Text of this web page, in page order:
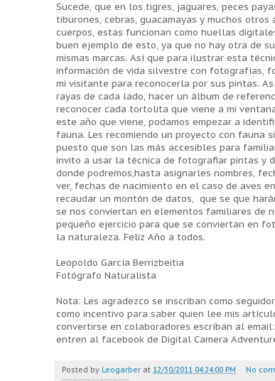
Sucede, que en los tigres, jaguares, peces
tiburones, cebras, guacamayas y muchos otros
cuerpos, estas funcionan como huellas
buen ejemplo de esto, ya que no hay otra de
mismas marcas. Así que para ilustrar esta
información de vida silvestre con fotografías,
mi visitante para reconocerla por sus pintas.
rayas de cada lado, hacer un álbum de
reconocer cada tortolita que viene a mi
este año que viene, podamos empezar a
fauna. Les recomiendo un proyecto con fauna
puesto que son las más accesibles para
invito a usar la técnica de fotografiar pintas y
donde podremos,hasta asignarles nombres,
ver, fechas de nacimiento en el caso de aves
recaudar un montón de datos, que se que
se nos conviertan en elementos familiares de
pequeño ejercicio para que se conviertan en
la naturaleza. Feliz Año a todos.
Leopoldo García Berrizbeitia
Fotógrafo Naturalista
Nota: Les agradezco se inscriban como
como incentivo para saber quien lee mis
convertirse en colaboradores escríban al
entren al facebook de Digital Camera
Posted by Leogarber at 12/30/2011 04:24:00 PM No